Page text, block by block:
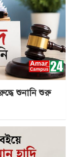
শুনানি শুরু